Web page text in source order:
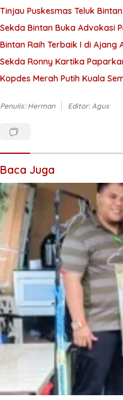
Tinjau Puskesmas Teluk
Sekda Bintan Buka Advokasi
Bintan Raih Terbaik I di Ajang
Sekda Ronny Kartika
Kopdes Merah Putih Kuala
Penulis: Herman Editor: Agus
Baca Juga